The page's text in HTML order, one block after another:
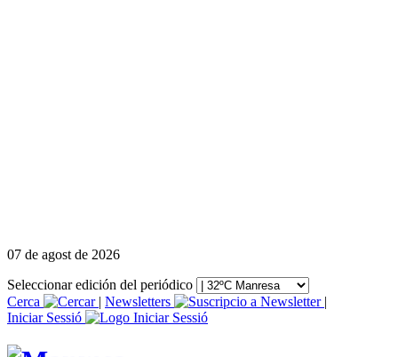
07 de agost de 2026
Seleccionar edición del periódico
Cerca
| Newsletters
|
Iniciar Sessió